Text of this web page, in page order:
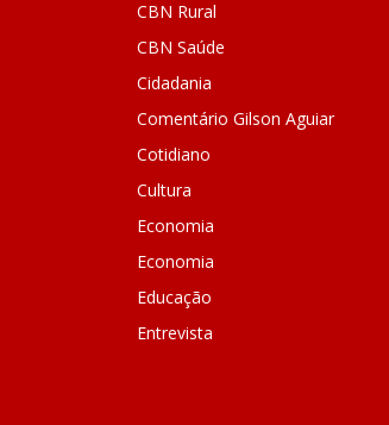
CBN Rural
CBN Saúde
Cidadania
Comentário Gilson Aguiar
Cotidiano
Cultura
Economia
Economia
Educação
Entrevista